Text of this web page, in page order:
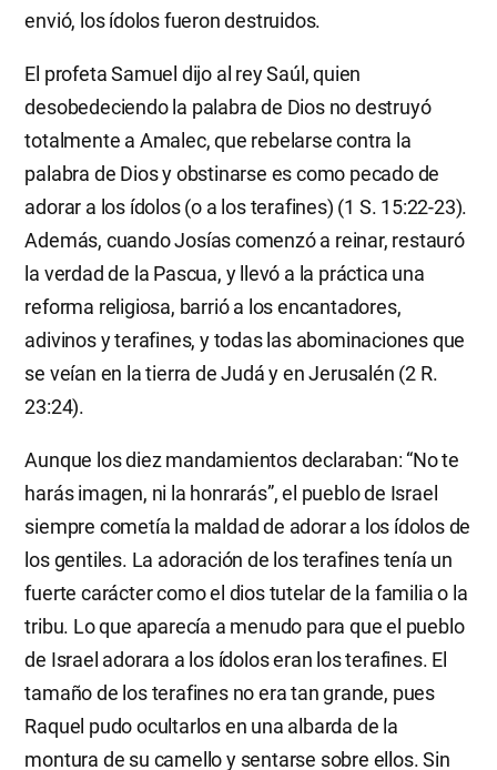
envió, los ídolos fueron destruidos.
El profeta Samuel dijo al rey Saúl, quien
desobedeciendo la palabra de Dios no destruyó
totalmente a Amalec, que rebelarse contra la
palabra de Dios y obstinarse es como pecado de
adorar a los ídolos (o a los terafines) (1 S. 15:22-23).
Además, cuando Josías comenzó a reinar, restauró
la verdad de la Pascua, y llevó a la práctica una
reforma religiosa, barrió a los encantadores,
adivinos y terafines, y todas las abominaciones que
se veían en la tierra de Judá y en Jerusalén (2 R.
23:24).
Aunque los diez mandamientos declaraban: “No te
harás imagen, ni la honrarás”, el pueblo de Israel
siempre cometía la maldad de adorar a los ídolos de
los gentiles. La adoración de los terafines tenía un
fuerte carácter como el dios tutelar de la familia o la
tribu. Lo que aparecía a menudo para que el pueblo
de Israel adorara a los ídolos eran los terafines. El
tamaño de los terafines no era tan grande, pues
Raquel pudo ocultarlos en una albarda de la
montura de su camello y sentarse sobre ellos. Sin